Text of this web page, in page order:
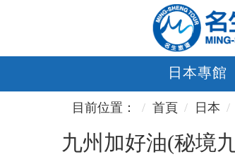
日本專館
目前位置： 首頁 日本
九州加好油(秘境